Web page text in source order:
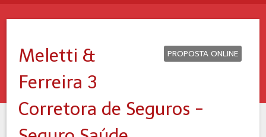
PROPOSTA ONLINE
Meletti &
Ferreira 3
Corretora de Seguros -